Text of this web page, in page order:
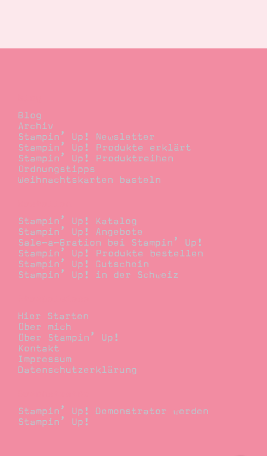
Blog
Archiv
Stampin’ Up! Newsletter
Stampin’ Up! Produkte erklärt
Stampin’ Up! Produktreihen
Ordnungstipps
Weihnachtskarten basteln
Stampin’ Up! Katalog
Stampin’ Up! Angebote
Sale-a-Bration bei Stampin’ Up!
Stampin’ Up! Produkte bestellen
Stampin’ Up! Gutschein
Stampin’ Up! in der Schweiz
Hier Starten
Über mich
Über Stampin’ Up!
Kontakt
Impressum
Datenschutzerklärung
Stampin’ Up! Demonstrator werden
Stampin’ Up!